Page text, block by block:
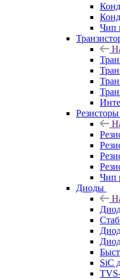
Чип
Резисторы
Чип
Диоды
SiC